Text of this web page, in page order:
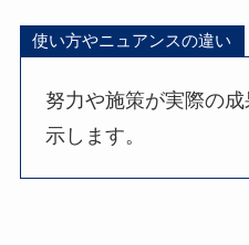
使い方やニュアンスの違い
努力や施策が実際の
示します。